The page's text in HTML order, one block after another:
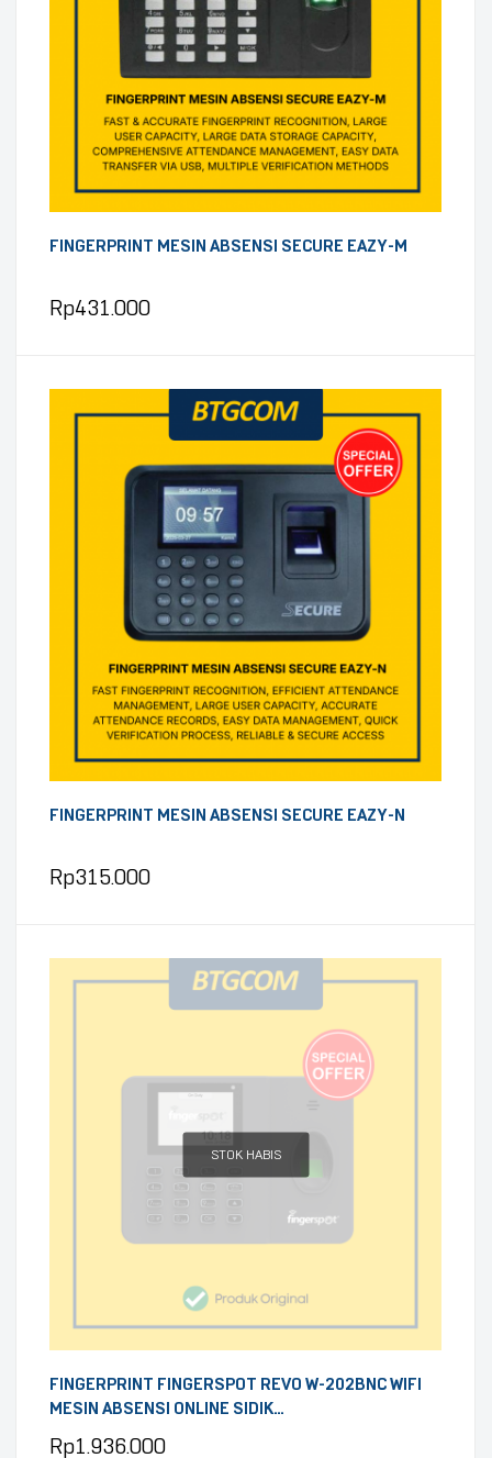
FINGERPRINT MESIN ABSENSI SECURE EAZY-M
Rp431.000
FINGERPRINT MESIN ABSENSI SECURE EAZY-N
Rp315.000
STOK HABIS
FINGERPRINT FINGERSPOT REVO W-202BNC WIFI
MESIN ABSENSI ONLINE SIDIK
Rp1.936.000